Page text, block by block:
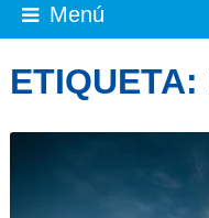
Menú
ETIQUETA: